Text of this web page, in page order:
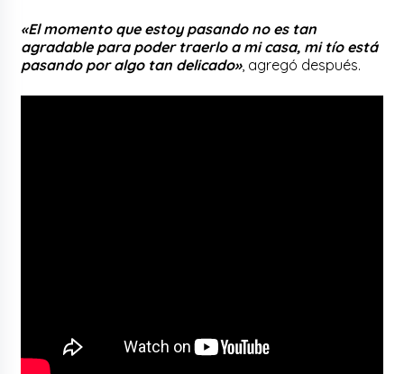
«El momento que estoy pasando no es tan
agradable para poder traerlo a mi casa, mi tío está
pasando por algo tan delicado», agregó después.